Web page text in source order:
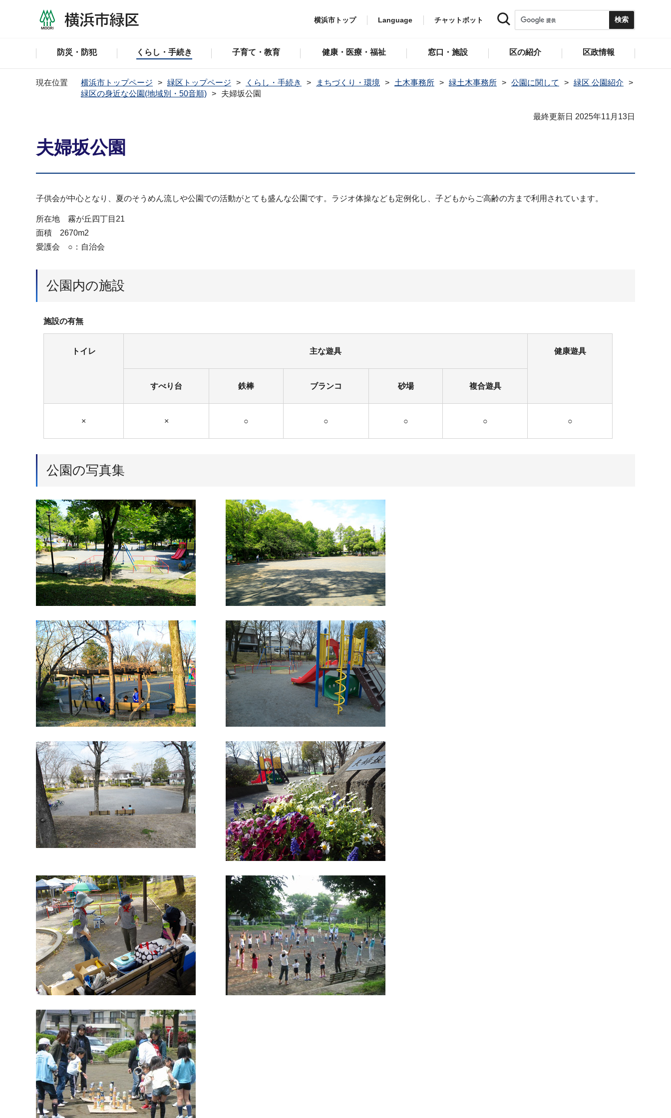
横浜市トップ Language チャットボット
防災・防犯 くらし・手続き 子育て・教育 健康・医療・福祉 窓口・施設 区の紹介 区政情報
現在位置 横浜市トップページ 緑区トップページ くらし・手続き まちづくり・環境 土木事務所 緑土木事務所 公園に関して
緑区 公園紹介
緑区の身近な公園(地域別・50音順)
夫婦坂公園
最終更新日 2025年11月13日
夫婦坂公園
子供会が中心となり、夏のそうめん流しや公園での活動がとても盛んな公園です。ラジオ体操なども定例化し、子どもからご高齢の方まで利用されています。
所在地 霧が丘四丁目21
面積 2670m2
愛護会 ○：自治会
公園内の施設
施設の有無
トイレ 主な遊具 健康遊具
すべり台 鉄棒 ブランコ 砂場 複合遊具
× × ○ ○ ○ ○ ○
公園の写真集